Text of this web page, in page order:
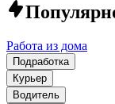
Работа из дома
Подработка
Курьер
Водитель